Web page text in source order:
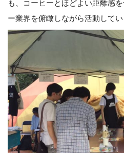
も、コーヒーとほどよい距離感
ー業界を俯瞰しながら活動してい